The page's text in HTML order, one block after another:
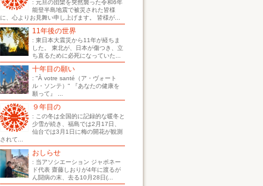
: 元旦の団欒を突然襲った令和6年
能登半島地震で被災された皆様
に、心よりお見舞い申し上げます。 皆様が...
11年後の世界
: 東日本大震災から11年が経ちま
した。 東北が、日本が傷つき、立
ち直るために必死になっていた...
十年目の願い
: "À votre santé（ア・ヴォート
ル・ソンテ）" 『あなたの健康を
願って』 ...
９年目の
: この冬は全国的に記録的な暖冬と
少雪が続き、福島では2月17日、
仙台では3月1日に梅の開花が観測
されて...
おしらせ
: 当アソシエーション ジャポネー
ド代表 齋藤しおりが4年に渡るが
ん闘病の末、去る10月28日(...